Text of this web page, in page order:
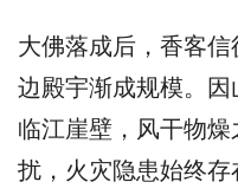
大佛落成后，香客
边殿宇渐成规模。
临江崖壁，风干物
扰，火灾隐患始终